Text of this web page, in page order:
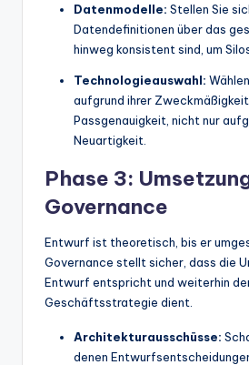
Datenmodelle: Stellen Sie
Datendefinitionen über das
hinweg konsistent sind, um
Technologieauswahl:
aufgrund ihrer
Passgenauigkeit, nicht nur
Neuartigkeit.
Phase 3:
Governance
Entwurf ist theoretisch, bis er
Governance stellt sicher, dass die
Entwurf entspricht und weiterhin
Geschäftsstrategie dient.
Architekturausschüsse:
denen